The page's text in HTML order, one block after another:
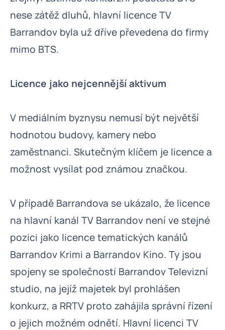
nese zátěž dluhů, hlavní licence TV
Barrandov byla už dříve převedena do firmy
mimo BTS.
Licence jako nejcennější aktivum
V mediálním byznysu nemusí být největší
hodnotou budovy, kamery nebo
zaměstnanci. Skutečným klíčem je licence a
možnost vysílat pod známou značkou.
V případě Barrandova se ukázalo, že licence
na hlavní kanál TV Barrandov není ve stejné
pozici jako licence tematických kanálů
Barrandov Krimi a Barrandov Kino. Ty jsou
spojeny se společností Barrandov Televizní
studio, na jejíž majetek byl prohlášen
konkurz, a RRTV proto zahájila správní řízení
o jejich možném odnětí. Hlavní licenci TV